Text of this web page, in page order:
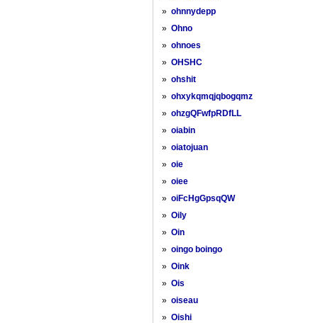
» ohnnydepp
» Ohno
» ohnoes
» OHSHC
» ohshit
» ohxykqmqjqbogqmz
» ohzgQFwfpRDfLL
» oiabin
» oiatojuan
» oie
» oiee
» oiFcHgGpsqQW
» Oily
» Oin
» oingo boingo
» Oink
» Ois
» oiseau
» Oishi